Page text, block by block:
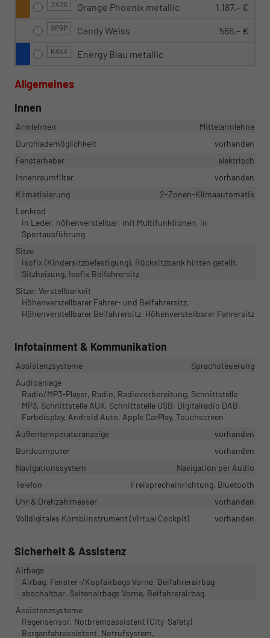
2X2X Orange Phoenix metallic 1.187,– €
9P9P Candy Weiss 566,– €
K4K4 Energy Blau metallic
Allgemeines
Innen
Armlehnen
Mittelarmlehne
Durchlademöglichkeit
vorhanden
Fensterheber
elektrisch
Innenraumfilter
vorhanden
Klimatisierung
2-Zonen-Klimaautomatik
Lenkrad
in Leder, höhenverstellbar, mit Multifunktionen, in
Sportausführung
Sitze
Isofix (Kindersitzbefestigung), Rücksitzbank hinten geteilt,
Sitzheizung, Isofix Beifahrersitz
Sitze: Verstellbarkeit
Höhenverstellbarer Fahrer- und Beifahrersitz,
Höhenverstellbarer Beifahrersitz, Höhenverstellbarer Fahrersitz
Infotainment & Kommunikation
Assistenzsysteme
Sprachsteuerung
Audioanlage
Radio/MP3-Player, Radio, Radiovorbereitung, Schnittstelle
MP3, Schnittstelle AUX, Schnittstelle USB, Digitalradio DAB,
Farbdisplay, Android Auto, Apple CarPlay, Touchscreen
Außentemperaturanzeige
vorhanden
Bordcomputer
vorhanden
Navigationssystem
Navigation per Audio
Telefon
Freisprecheinrichtung, Bluetooth
Uhr & Drehzahlmesser
vorhanden
Volldigitales Kombiinstrument (Virtual Cockpit)
vorhanden
Sicherheit & Assistenz
Airbags
Airbag, Fenster-/Kopfairbags Vorne, Beifahrerairbag
abschaltbar, Seitenairbags Vorne, Beifahrerairbag
Assistenzsysteme
Regensensor, Notbremsassistent (City-Safety),
Berganfahrassistent, Notrufsystem,